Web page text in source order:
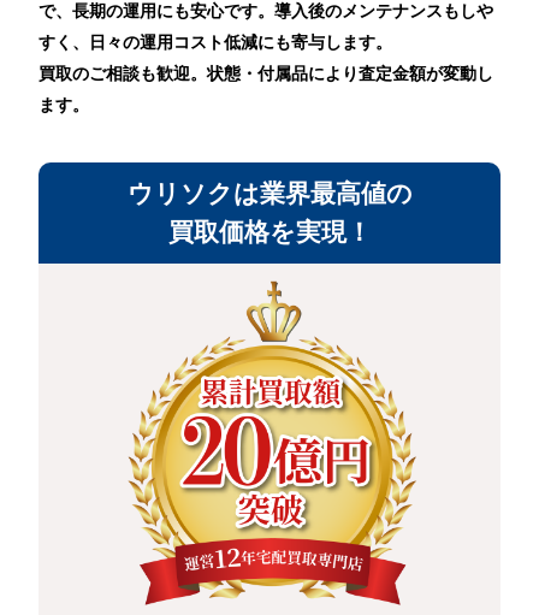
で、長期の運用にも安心です。導入後のメンテナンスもしや
すく、日々の運用コスト低減にも寄与します。
買取のご相談も歓迎。状態・付属品により査定金額が変動し
ます。
ウリソクは業界最高値の
買取価格を実現！